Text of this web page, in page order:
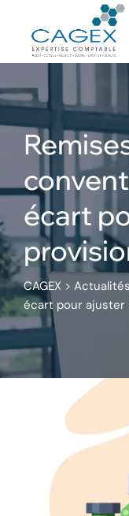
content
écart
CAGEX > Actualités
écart pour ajuster